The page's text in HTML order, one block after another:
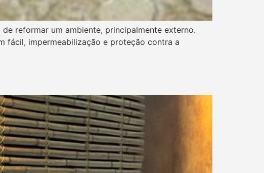
reformar um ambiente, principalmente externo.
fácil, impermeabilização e proteção contra a